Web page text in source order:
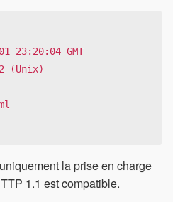
23:20:04 GMT
(Unix)
la prise en charge
1.1 est compatible.